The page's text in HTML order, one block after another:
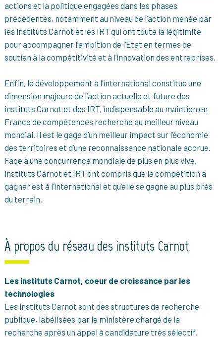
actions et la politique engagées dans les phases
précédentes, notamment au niveau de l’action menée par
les instituts Carnot et les IRT qui ont toute la légitimité
pour accompagner l’ambition de l’Etat en termes de
soutien à la compétitivité et à l’innovation des entreprises.
Enfin, le développement à l’international constitue une
dimension majeure de l’action actuelle et future des
instituts Carnot et des IRT, indispensable au maintien en
France de compétences recherche au meilleur niveau
mondial. Il est le gage d’un meilleur impact sur l’économie
des territoires et d’une reconnaissance nationale accrue.
Face à une concurrence mondiale de plus en plus vive,
instituts Carnot et IRT ont compris que la compétition à
gagner est à l’international et qu’elle se gagne au plus près
du terrain.
À propos du réseau des instituts Carnot
Les instituts Carnot, coeur de croissance par les
technologies
Les instituts Carnot sont des structures de recherche
publique, labélisées par le ministère chargé de la
recherche après un appel à candidature très sélectif.